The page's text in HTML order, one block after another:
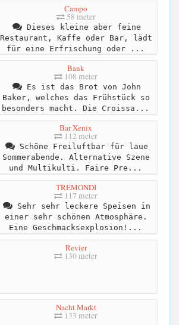
Campo
58 meter
Dieses kleine aber feine
Restaurant, Kaffe oder Bar, lädt
für eine Erfrischung oder ...
Bank
108 meter
Es ist das Brot von John
Baker, welches das Frühstück so
besonders macht. Die Croissa...
Bar Xenix
112 meter
Schöne Freiluftbar für laue
Sommerabende. Alternative Szene
und Multikulti. Faire Pre...
TREMONDI
117 meter
Sehr sehr leckere Speisen in
einer sehr schönen Atmosphäre.
Eine Geschmacksexplosion!...
Revier
130 meter
Nacht Markt
133 meter